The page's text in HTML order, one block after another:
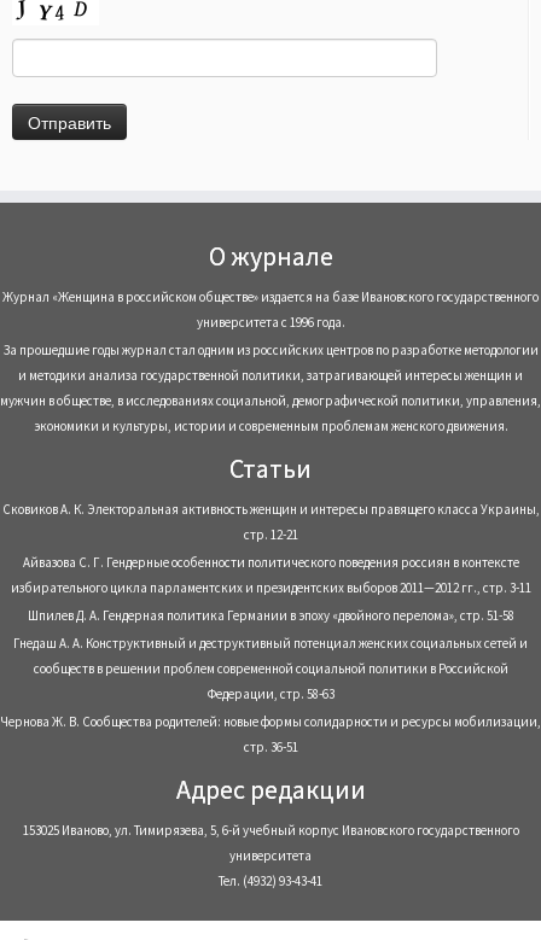
О журнале
Журнал «Женщина в российском обществе» издается на базе Ивановского государственного
университета с 1996 года.
За прошедшие годы журнал стал одним из российских центров по разработке методологии
и методики анализа государственной политики, затрагивающей интересы женщин и
мужчин в обществе, в исследованиях социальной, демографической политики, управления,
экономики и культуры, истории и современным проблемам женского движения.
Статьи
Сковиков А. К. Электоральная активность женщин и интересы правящего класса Украины,
стр. 12-21
Айвазова С. Г. Гендерные особенности политического поведения россиян в контексте
избирательного цикла парламентских и президентских выборов 2011—2012 гг., стр. 3-11
Шпилев Д. А. Гендерная политика Германии в эпоху «двойного перелома», стр. 51-58
Гнедаш А. А. Конструктивный и деструктивный потенциал женских социальных сетей и
сообществ в решении проблем современной социальной политики в Российской
Федерации, стр. 58-63
Чернова Ж. В. Сообщества родителей: новые формы солидарности и ресурсы мобилизации,
стр. 36-51
Адрес редакции
153025 Иваново, ул. Тимирязева, 5, 6-й учебный корпус Ивановского государственного
университета
Тел. (4932) 93-43-41